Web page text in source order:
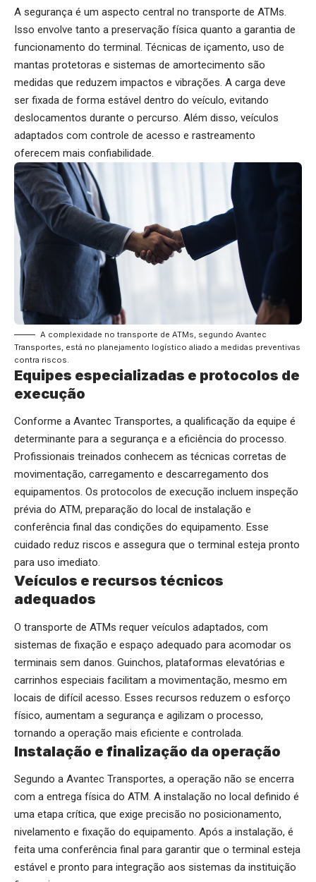
A segurança é um aspecto central no transporte de ATMs.
Isso envolve tanto a preservação física quanto a garantia de
funcionamento do terminal. Técnicas de içamento, uso de
mantas protetoras e sistemas de amortecimento são
medidas que reduzem impactos e vibrações. A carga deve
ser fixada de forma estável dentro do veículo, evitando
deslocamentos durante o percurso. Além disso, veículos
adaptados com controle de acesso e rastreamento
oferecem mais confiabilidade.
A complexidade no transporte de ATMs, segundo Avantec
Transportes, está no planejamento logístico aliado a medidas preventivas
contra riscos.
Equipes especializadas e protocolos de
execução
Conforme a Avantec Transportes, a qualificação da equipe é
determinante para a segurança e a eficiência do processo.
Profissionais treinados conhecem as técnicas corretas de
movimentação, carregamento e descarregamento dos
equipamentos. Os protocolos de execução incluem inspeção
prévia do ATM, preparação do local de instalação e
conferência final das condições do equipamento. Esse
cuidado reduz riscos e assegura que o terminal esteja pronto
para uso imediato.
Veículos e recursos técnicos
adequados
O transporte de ATMs requer veículos adaptados, com
sistemas de fixação e espaço adequado para acomodar os
terminais sem danos. Guinchos, plataformas elevatórias e
carrinhos especiais facilitam a movimentação, mesmo em
locais de difícil acesso. Esses recursos reduzem o esforço
físico, aumentam a segurança e agilizam o processo,
tornando a operação mais eficiente e controlada.
Instalação e finalização da operação
Segundo a Avantec Transportes, a operação não se encerra
com a entrega física do ATM. A instalação no local definido é
uma etapa crítica, que exige precisão no posicionamento,
nivelamento e fixação do equipamento. Após a instalação, é
feita uma conferência final para garantir que o terminal esteja
estável e pronto para integração aos sistemas da instituição